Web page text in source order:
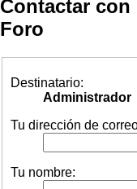
Contactar
Foro
Destinatario:
Administrador
Tu dirección de
Tu nombre: